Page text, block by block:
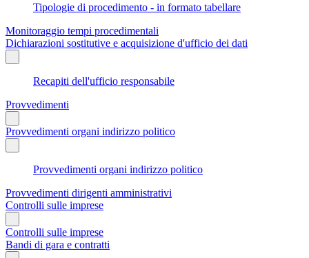
Tipologie di procedimento - in formato tabellare
Monitoraggio tempi procedimentali
Dichiarazioni sostitutive e acquisizione d'ufficio dei dati
Recapiti dell'ufficio responsabile
Provvedimenti
Provvedimenti organi indirizzo politico
Provvedimenti organi indirizzo politico
Provvedimenti dirigenti amministrativi
Controlli sulle imprese
Controlli sulle imprese
Bandi di gara e contratti